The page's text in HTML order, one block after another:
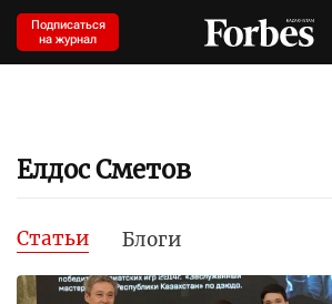
Подписаться
на журнал
Елдос Сметов
Статьи Блоги